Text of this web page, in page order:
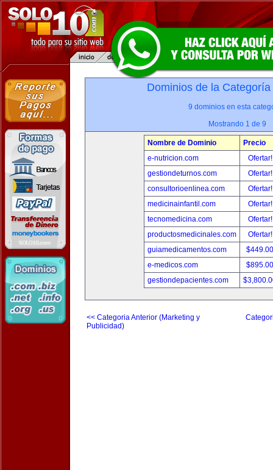
Dominios de la
9 dominios en esta
Mostrando 1 de 9
Nombre de Dominio
Precio
e-nutricion.com
gestiondeturnos.com
consultorioenlinea.com
medicinainfantil.com
tecnomedicina.com
productosmedicinales.com
guiamedicamentos.com
e-medicos.com
gestiondepacientes.com
<< Categoria Anterior (Marketing y
Publicidad)